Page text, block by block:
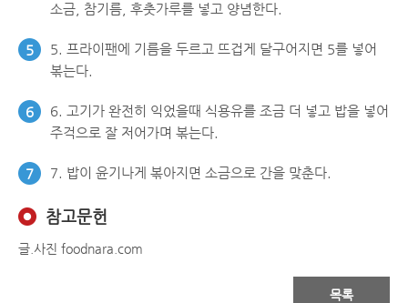
소금, 참기름, 후춧가루를 넣고 양념한다.
5
5. 프라이팬에 기름을 두르고 뜨겁게 달구어지면 5를 넣어
볶는다.
6
6. 고기가 완전히 익었을때 식용유를 조금 더 넣고 밥을 넣어
주걱으로 잘 저어가며 볶는다.
7 7. 밥이 윤기나게 볶아지면 소금으로 간을 맞춘다.
참고문헌
글.사진 foodnara.com
목록